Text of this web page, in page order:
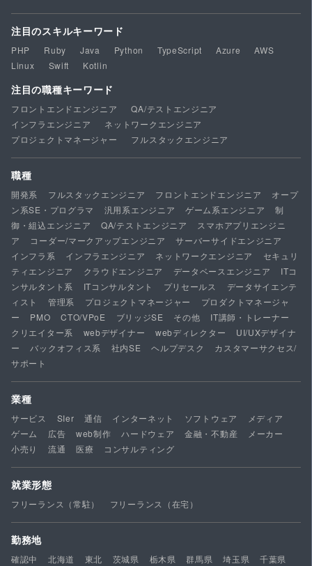
注目のスキルキーワード
PHP Ruby Java Python TypeScript Azure
AWS
Linux
Swift Kotlin
注目の職種キーワード
フロントエンドエンジニア
QA/テストエンジニア
インフラエンジニア
ネットワークエンジニア
プロジェクトマネージャー
フルスタックエンジニア
職種
開発系 フルスタックエンジニア フロントエンドエンジニア
オープ
ン系SE・プログラマ
汎用系エンジニア ゲーム系エンジニア
制
御・組込エンジニア
QA/テストエンジニア
スマホアプリエンジニ
ア
コーダー/マークアップエンジニア
サーバーサイドエンジニア
インフラ系
インフラエンジニア ネットワークエンジニア
セキュリ
ティエンジニア
クラウドエンジニア データベースエンジニア
ITコ
ンサルタント系
ITコンサルタント プリセールス
データサイエンテ
ィスト
管理系 プロジェクトマネージャー
プロダクトマネージャ
ー
PMO CTO/VPoE ブリッジSE その他
IT講師・トレーナー
クリエイター系
webデザイナー webディレクター
UI/UXデザイナ
ー
バックオフィス系 社内SE ヘルプデスク
カスタマーサクセス/
サポート
業種
サービス SIer 通信 インターネット ソフトウェア
メディア
ゲーム
広告 web制作 ハードウェア 金融・不動産
メーカー
小売り
流通 医療 コンサルティング
就業形態
フリーランス（常駐） フリーランス（在宅）
勤務地
確認中 北海道 東北 茨城県 栃木県 群馬県 埼玉県
千葉県